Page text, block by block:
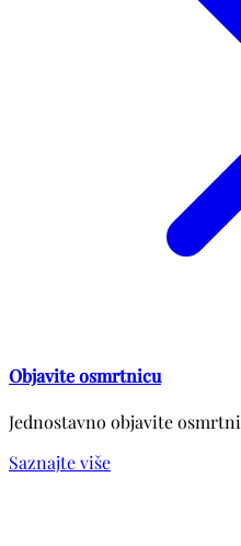
Objavite osmrtnicu
Jednostavno objavite
Saznajte više